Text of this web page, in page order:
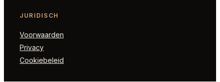
JURIDISCH
Voorwaarden
Privacy
Cookiebeleid